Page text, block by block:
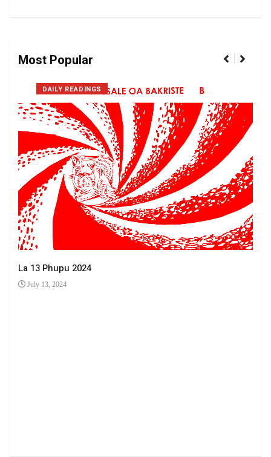
Most Popular
DAILY READINGS
La 13 Phupu 2024
July 13, 2024